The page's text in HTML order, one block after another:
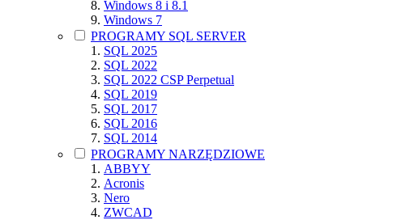
Windows 8 i 8.1
Windows 7
PROGRAMY SQL SERVER
SQL 2025
SQL 2022
SQL 2022 CSP Perpetual
SQL 2019
SQL 2017
SQL 2016
SQL 2014
PROGRAMY NARZĘDZIOWE
ABBYY
Acronis
Nero
ZWCAD